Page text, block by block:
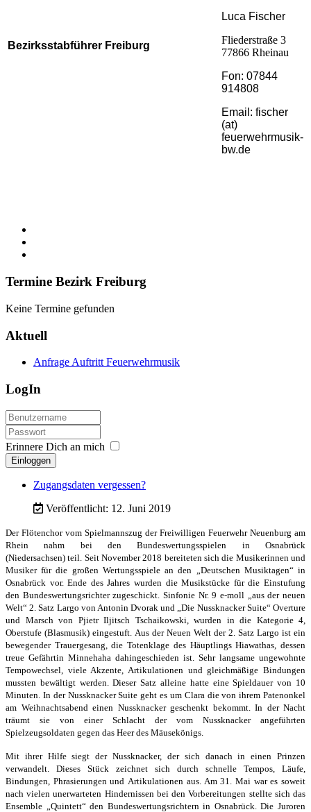
Bezirksstabführer Freiburg
Luca Fischer
Fliederstraße 3
77866 Rheinau
Fon: 07844
914808
Email: fischer
(at)
feuerwehrmusik-
bw.de
Termine Bezirk Freiburg
Keine Termine gefunden
Aktuell
Anfrage Auftritt Feuerwehrmusik
LogIn
Erinnere Dich an mich
Einloggen
Zugangsdaten vergessen?
Veröffentlicht: 12. Juni 2019
Der Flötenchor vom Spielmannszug der Freiwilligen Feuerwehr Neuenburg am
Rhein nahm bei den Bundeswertungsspielen in Osnabrück
(Niedersachsen)teil. Seit November 2018 bereiteten sich die Musikerinnen und
Musiker für die großen Wertungsspiele an den „Deutschen Musiktagen“ in
Osnabrück vor. Ende des Jahres wurden die Musikstücke für die Einstufung
den Bundeswertungsrichter zugeschickt. Sinfonie Nr. 9 e-moll „aus der neuen
Welt“ 2. Satz Largo von Antonin Dvorak und „Die Nussknacker Suite“ Overture
und Marsch von Pjietr Iljitsch Tschaikowski, wurden in die Kategorie 4,
Oberstufe (Blasmusik) eingestuft. Aus der Neuen Welt der 2. Satz Largo ist ein
bewegender Trauergesang, die Totenklage des Häuptlings Hiawathas, dessen
treue Gefährtin Minnehaha dahingeschieden ist. Sehr langsame ungewohnte
Tempowechsel, viele Akzente, Artikulationen und gleichmäßige Bindungen
mussten bewältigt werden. Dieser Satz alleine hatte eine Spieldauer von 10
Minuten. In der Nussknacker Suite geht es um Clara die von ihrem Patenonkel
am Weihnachtsabend einen Nussknacker geschenkt bekommt. In der Nacht
träumt sie von einer Schlacht der vom Nussknacker angeführten
Spielzeugsoldaten gegen das Heer des Mäusekönigs.
Mit ihrer Hilfe siegt der Nussknacker, der sich danach in einen Prinzen
verwandelt. Dieses Stück zeichnet sich durch schnelle Tempos, Läufe,
Bindungen, Phrasierungen und Artikulationen aus. Am 31. Mai war es soweit
nach vielen unerwarteten Hindernissen bei den Vorbereitungen stellte sich das
Ensemble „Quintett“ den Bundeswertungsrichternin Osnabrück. Die Juroren